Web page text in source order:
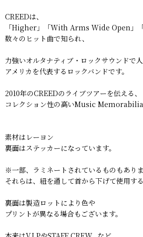
CREEDは、
「Higher」「With Arms Wide Open」
数々のヒット曲で知られ、
力強いオルタナティブ・ロックサウンドで人
アメリカを代表するロックバンドです。
2010年のCREEDのライブツアーを伝える、
コレクション性の高いMusic Memorabilia
素材はレーヨン
裏面はステッカーになっています。
※一部、ラミネートされているものもありま
それらは、紐を通して首から下げて使用す
裏面は製造ロットにより色や
プリントが異なる場合もございます。